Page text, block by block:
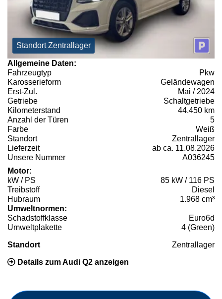
Standort Zentrallager
Allgemeine Daten:
Fahrzeugtyp
Pkw
Karosserieform
Geländewagen
Erst-Zul.
Mai / 2024
Getriebe
Schaltgetriebe
Kilometerstand
44.450 km
Anzahl der Türen
5
Farbe
Weiß
Standort
Zentrallager
Lieferzeit
ab ca. 11.08.2026
Unsere Nummer
A036245
Motor:
kW / PS
85 kW / 116 PS
Treibstoff
Diesel
Hubraum
1.968 cm³
Umweltnormen:
Schadstoffklasse
Euro6d
Umweltplakette
4 (Green)
Standort Zentrallager
Details zum Audi Q2 anzeigen